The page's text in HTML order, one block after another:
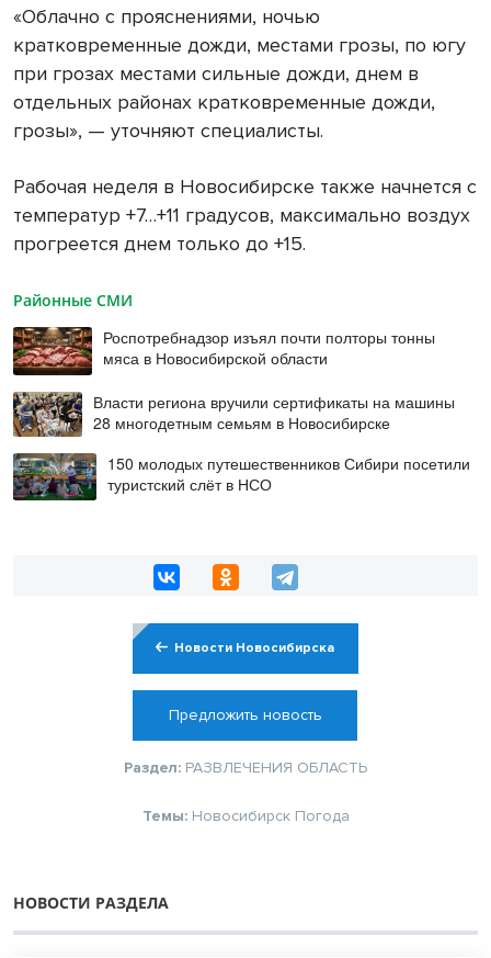
«Облачно с прояснениями, ночью
кратковременные дожди, местами грозы, по югу
при грозах местами сильные дожди, днем в
отдельных районах кратковременные дожди,
грозы», — уточняют специалисты.
Рабочая неделя в Новосибирске также начнется с
температур +7…+11 градусов, максимально воздух
прогреется днем только до +15.
Районные СМИ
Роспотребнадзор изъял почти полторы тонны
мяса в Новосибирской области
Власти региона вручили сертификаты на машины
28 многодетным семьям в Новосибирске
150 молодых путешественников Сибири посетили
туристский слёт в НСО
Новости Новосибирска
Предложить новость
Раздел: РАЗВЛЕЧЕНИЯ ОБЛАСТЬ
Темы: Новосибирск Погода
НОВОСТИ РАЗДЕЛА